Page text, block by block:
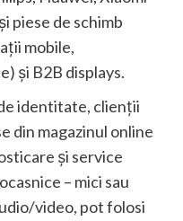
piese de schimb
mobile,
și B2B displays.
identitate, clienții
din magazinul online
și service
– mici sau
video, pot folosi